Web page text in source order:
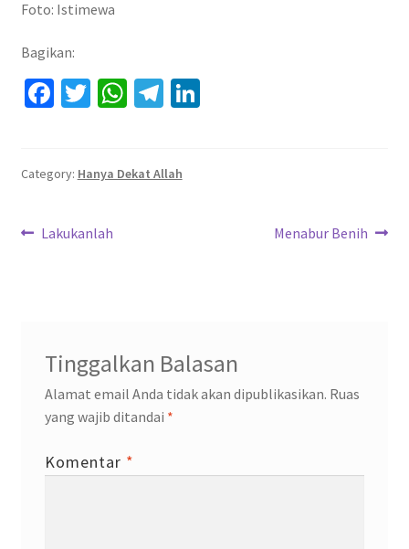
Foto: Istimewa
Bagikan:
Fa
o
k
T
er
W
sA
Te
a
Li
Category: Hanya Dekat Allah
Navigasi
Previous
Lakukanlah
Next
Menabur Benih
Tinggalkan Balasan
Alamat email Anda tidak akan dipublikasikan. Ruas
yang wajib ditandai *
Komentar *